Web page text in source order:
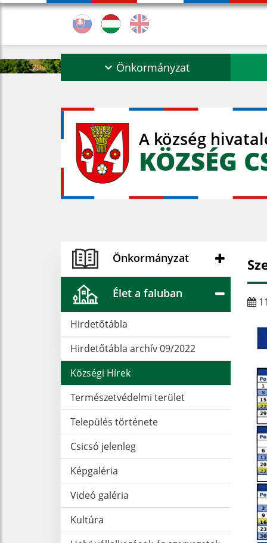
Önkormányzat
A község
KÖZSÉG
Önkormányzat
Élet a faluban
Hirdetőtábla
Hirdetőtábla archív 09/2022
Községi Hírek
Természetvédelmi terület
Település története
Csicsó jelenleg
Képgaléria
Videó galéria
Kultúra